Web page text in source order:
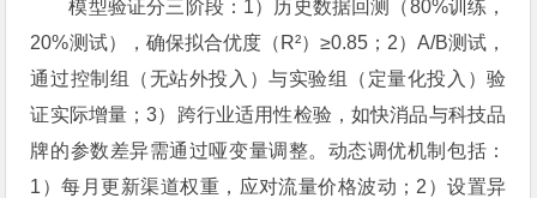
模型验证分三阶段：1）历史数据回测（80%训练，
20%测试），确保拟合优度（R²）≥0.85；2）A/B测试，
通过控制组（无站外投入）与实验组（定量化投入）验
证实际增量；3）跨行业适用性检验，如快消品与科技品
牌的参数差异需通过哑变量调整。动态调优机制包括：
1）每月更新渠道权重，应对流量价格波动；2）设置异